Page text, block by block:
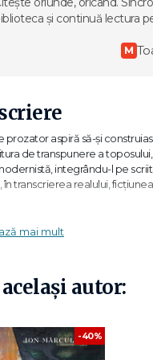
și continuă lectura
M
prozator aspiră să-și
de transpunere a
integrându-l pe
în transcrierea realului,
Nu mai puțin transpare
(motiv pentru care l‑au
cu atâta sârguință și
o țintă?“ - Ion Mărculescu
autor:
mai mult
același autor:
-40%